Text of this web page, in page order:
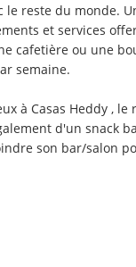
le reste du monde.
et services
cafetière ou une
semaine.
à Casas Heddy , le
d'un snack
son bar/salon